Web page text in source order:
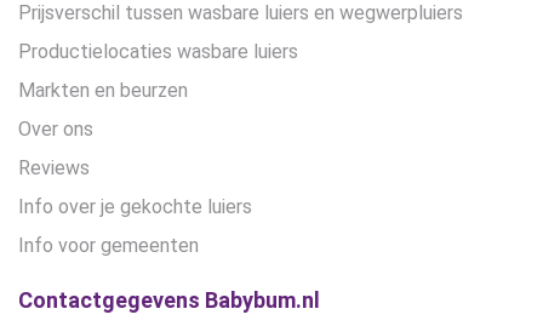
Prijsverschil tussen wasbare luiers en wegwerpluiers
Productielocaties wasbare luiers
Markten en beurzen
Over ons
Reviews
Info over je gekochte luiers
Info voor gemeenten
Contactgegevens Babybum.nl